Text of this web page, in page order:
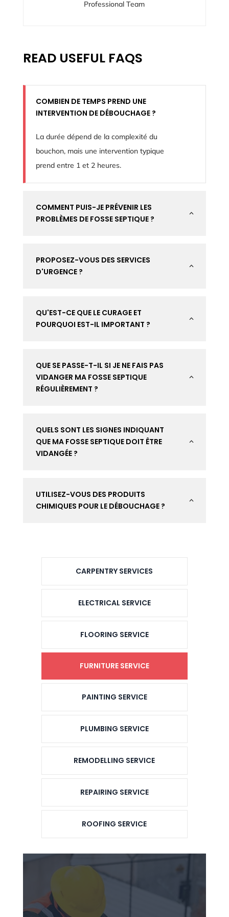
Professional Team
READ USEFUL FAQS
COMBIEN DE TEMPS PREND UNE
INTERVENTION DE DÉBOUCHAGE ?
La durée dépend de la complexité du
bouchon, mais une intervention typique
prend entre 1 et 2 heures.
2
COMMENT PUIS-JE PRÉVENIR LES
PROBLÈMES DE FOSSE SEPTIQUE ?
2
PROPOSEZ-VOUS DES SERVICES
D'URGENCE ?
2
QU'EST-CE QUE LE CURAGE ET
POURQUOI EST-IL IMPORTANT ?
2
QUE SE PASSE-T-IL SI JE NE FAIS PAS
VIDANGER MA FOSSE SEPTIQUE
RÉGULIÈREMENT ?
2
QUELS SONT LES SIGNES INDIQUANT
QUE MA FOSSE SEPTIQUE DOIT ÊTRE
VIDANGÉE ?
2
UTILISEZ-VOUS DES PRODUITS
CHIMIQUES POUR LE DÉBOUCHAGE ?
CARPENTRY SERVICES
ELECTRICAL SERVICE
FLOORING SERVICE
FURNITURE SERVICE
PAINTING SERVICE
PLUMBING SERVICE
REMODELLING SERVICE
REPAIRING SERVICE
ROOFING SERVICE